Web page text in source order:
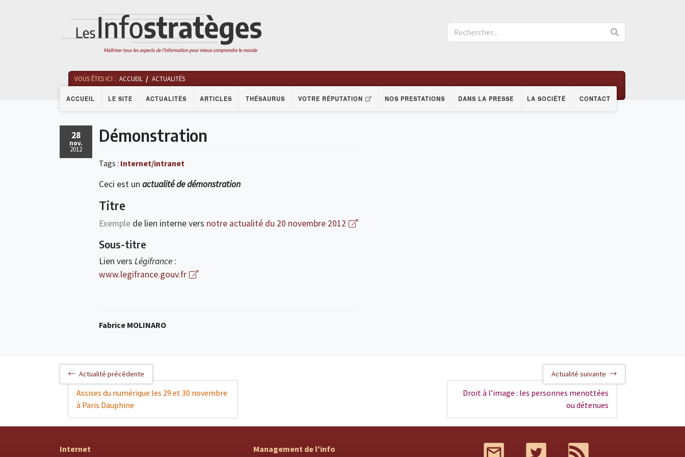
ACCUEIL LE SITE ACTUALITÉS ARTICLES THÉSAURUS VOTRE RÉPUTATION NOS PRESTATIONS DANS LA PRESSE LA SOCIÉTÉ CONTACT
VOUS ÊTES ICI : ACCUEIL ACTUALITÉS
28
nov.
2012
Démonstration
Tags : Internet/intranet
Ceci est un actualité de démonstration
Titre
Exemplede lien interne vers notre actualité du 20 novembre 2012
Sous-titre
Lien vers Légifrance :
www.legifrance.gouv.fr
Fabrice MOLINARO
Actualité précédente
Assises du numérique les 29 et 30 novembre
à Paris Dauphine
Actualité suivante
Droit à l’image : les personnes menottées
ou détenues
Internet Management de l'info Twitter